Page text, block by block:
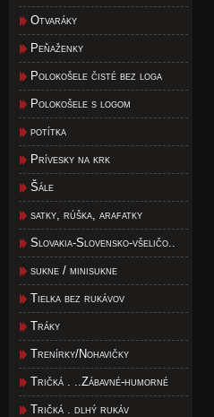
Otvaráky
Peňaženky
Polokošele čisté bez loga
Polokošele s logom
potítka
Prívesky na krk
Šále
satky, rúška, arafatky
Slovakia-Slovensko-všeličo..
sukne / minisukne
Tielka bez rukávov
Tráky
Trenírky/Nohavičky
Tričká . ..Zábavné-humorné
Tričká . dlhý rukáv